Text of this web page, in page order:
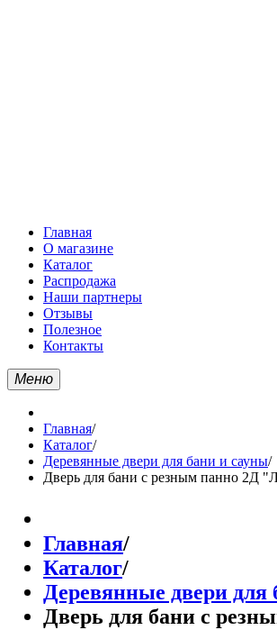
Главная
О магазине
Каталог
Распродажа
Наши партнеры
Отзывы
Полезное
Контакты
Меню
Главная/
Каталог/
Деревянные двери для бани и сауны/
Дверь для бани с резным панно 2Д
Главная/
Каталог/
Деревянные двери для
Дверь для бани с